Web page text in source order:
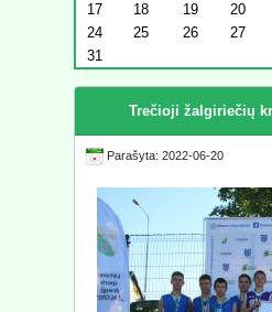
17
18 19 20
24
25 26 27
31
Trečioji žalgiriečių
Parašyta: 2022-06-20